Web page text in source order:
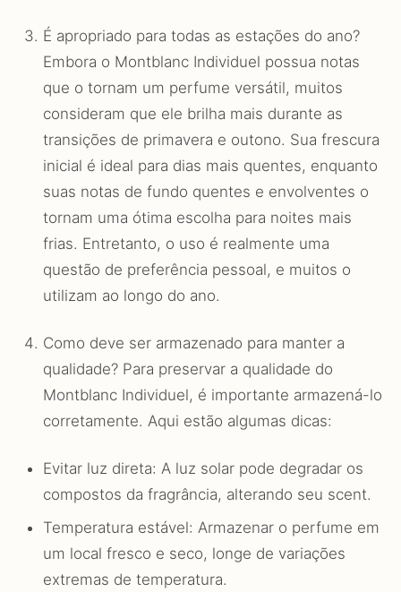
É apropriado para todas as estações do ano?
Embora o Montblanc Individuel possua notas
que o tornam um perfume versátil, muitos
consideram que ele brilha mais durante as
transições de primavera e outono. Sua frescura
inicial é ideal para dias mais quentes, enquanto
suas notas de fundo quentes e envolventes o
tornam uma ótima escolha para noites mais
frias. Entretanto, o uso é realmente uma
questão de preferência pessoal, e muitos o
utilizam ao longo do ano.
Como deve ser armazenado para manter a
qualidade? Para preservar a qualidade do
Montblanc Individuel, é importante armazená-lo
corretamente. Aqui estão algumas dicas:
Evitar luz direta: A luz solar pode degradar os
compostos da fragrância, alterando seu scent.
Temperatura estável: Armazenar o perfume em
um local fresco e seco, longe de variações
extremas de temperatura.